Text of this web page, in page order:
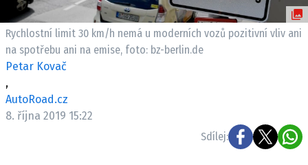
PROFI
ELEKTRO
Rychlostní limit 30 km/h nemá u moderních vozů pozitivní vliv ani
na spotřebu ani na emise, foto: bz-berlin.de
Petar Kovač
,
AutoRoad.cz
8. října 2019 15:22
Sdílej: